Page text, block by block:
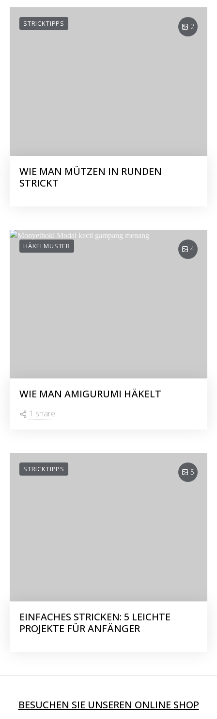
2
STRICKTIPPS
WIE MAN MÜTZEN IN RUNDEN
STRICKT
4
HÄKELMUSTER
WIE MAN AMIGURUMI HÄKELT
1 share
5
STRICKTIPPS
EINFACHES STRICKEN: 5 LEICHTE
PROJEKTE FÜR ANFÄNGER
BESUCHEN SIE UNSEREN ONLINE SHOP